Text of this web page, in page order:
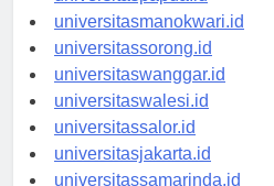
universitaspapua.id
universitasmanokwari.id
universitassorong.id
universitaswanggar.id
universitaswalesi.id
universitassalor.id
universitasjakarta.id